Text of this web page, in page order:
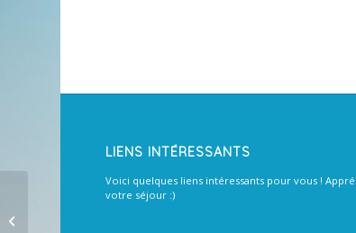
LIENS INTÉRESSANTS
Voici quelques liens intéressants pour vous !
votre séjour :)